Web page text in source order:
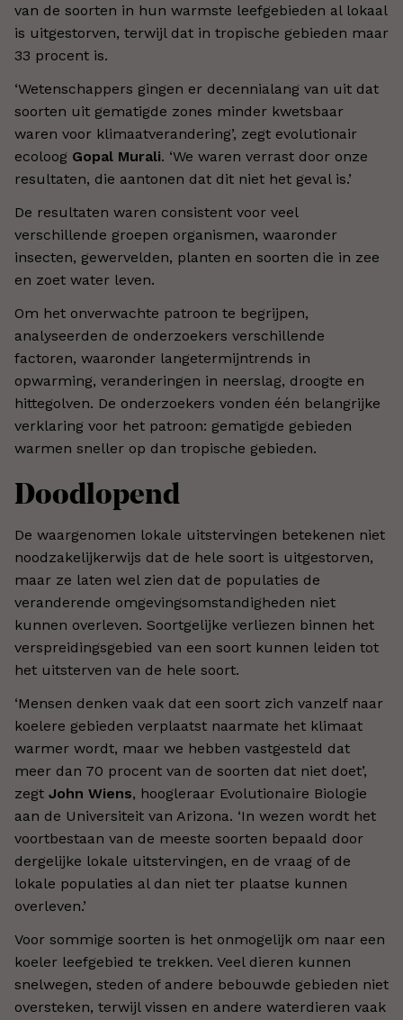
van de soorten in hun warmste leefgebieden al lokaal
is uitgestorven, terwijl dat in tropische gebieden maar
33 procent is.
‘Wetenschappers gingen er decennialang van uit dat
soorten uit gematigde zones minder kwetsbaar
waren voor klimaatverandering’, zegt evolutionair
ecoloog Gopal Murali. ‘We waren verrast door onze
resultaten, die aantonen dat dit niet het geval is.’
De resultaten waren consistent voor veel
verschillende groepen organismen, waaronder
insecten, gewervelden, planten en soorten die in zee
en zoet water leven.
Om het onverwachte patroon te begrijpen,
analyseerden de onderzoekers verschillende
factoren, waaronder langetermijntrends in
opwarming, veranderingen in neerslag, droogte en
hittegolven. De onderzoekers vonden één belangrijke
verklaring voor het patroon: gematigde gebieden
warmen sneller op dan tropische gebieden.
Doodlopend
De waargenomen lokale uitstervingen betekenen niet
noodzakelijkerwijs dat de hele soort is uitgestorven,
maar ze laten wel zien dat de populaties de
veranderende omgevingsomstandigheden niet
kunnen overleven. Soortgelijke verliezen binnen het
verspreidingsgebied van een soort kunnen leiden tot
het uitsterven van de hele soort.
‘Mensen denken vaak dat een soort zich vanzelf naar
koelere gebieden verplaatst naarmate het klimaat
warmer wordt, maar we hebben vastgesteld dat
meer dan 70 procent van de soorten dat niet doet’,
zegt John Wiens, hoogleraar Evolutionaire Biologie
aan de Universiteit van Arizona. ‘In wezen wordt het
voortbestaan ​​van de meeste soorten bepaald door
dergelijke lokale uitstervingen, en de vraag of de
lokale populaties al dan niet ter plaatse kunnen
overleven.’
Voor sommige soorten is het onmogelijk om naar een
koeler leefgebied te trekken. Veel dieren kunnen
snelwegen, steden of andere bebouwde gebieden niet
oversteken, terwijl vissen en andere waterdieren vaak